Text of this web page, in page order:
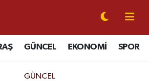
GÜNCEL EKONOMİ SPOR
GÜNCEL
Nöbetçi Eczaneler
Hava Durumu